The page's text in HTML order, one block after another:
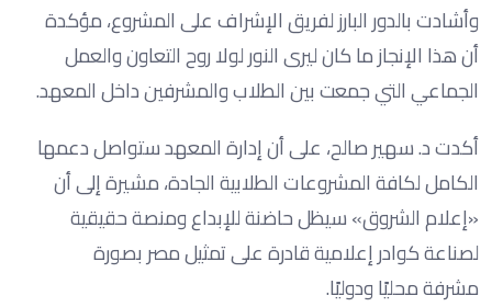
وأشادت بالدور البارز لفريق الإشراف على المشروع، مؤكدة
أن هذا الإنجاز ما كان ليرى النور لولا روح التعاون والعمل
الجماعي التي جمعت بين الطلاب والمشرفين داخل المعهد.
أكدت د. سهير صالح، على أن إدارة المعهد ستواصل دعمها
الكامل لكافة المشروعات الطلابية الجادة، مشيرة إلى أن
«إعلام الشروق» سيظل حاضنة للإبداع ومنصة حقيقية
لصناعة كوادر إعلامية قادرة على تمثيل مصر بصورة
مشرفة محليًا ودوليًا.